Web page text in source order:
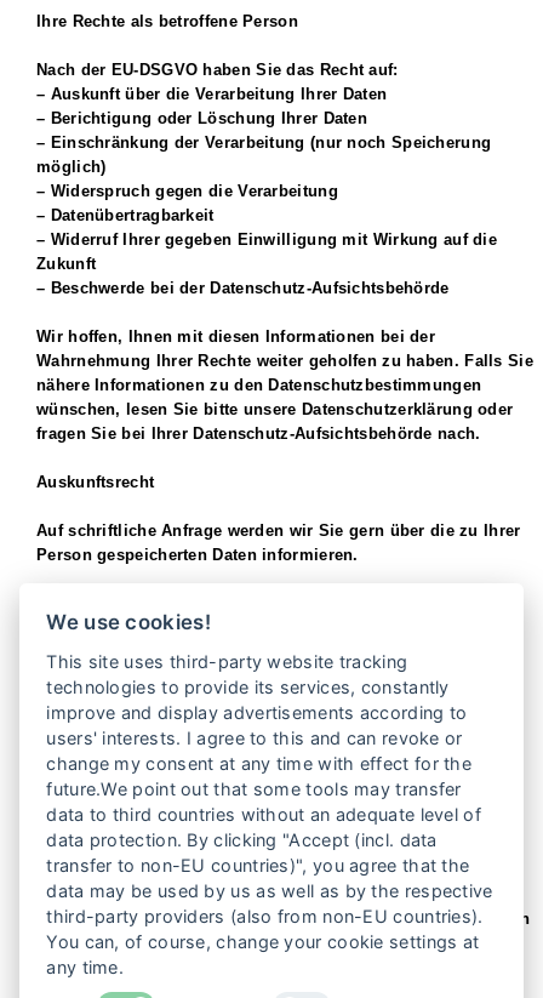
Ihre Rechte als betroffene Person
Nach der EU-DSGVO haben Sie das Recht auf:
– Auskunft über die Verarbeitung Ihrer Daten
– Berichtigung oder Löschung Ihrer Daten
– Einschränkung der Verarbeitung (nur noch Speicherung
möglich)
– Widerspruch gegen die Verarbeitung
– Datenübertragbarkeit
– Widerruf Ihrer gegeben Einwilligung mit Wirkung auf die
Zukunft
– Beschwerde bei der Datenschutz-Aufsichtsbehörde
Wir hoffen, Ihnen mit diesen Informationen bei der
Wahrnehmung Ihrer Rechte weiter geholfen zu haben. Falls Sie
nähere Informationen zu den Datenschutzbestimmungen
wünschen, lesen Sie bitte unsere Datenschutzerklärung oder
fragen Sie bei Ihrer Datenschutz-Aufsichtsbehörde nach.
Auskunftsrecht
Auf schriftliche Anfrage werden wir Sie gern über die zu Ihrer
Person gespeicherten Daten informieren.
TERRE DES FEMMES e. V.
Caroline – Michaelis – Straße 1
10115 Berlin
E-Mail:
info@frauenrechte.de
Sicherheitshinweis:
Wir sind bemüht, Ihre personenbezogenen Daten durch
Ergreifung aller technischen und organisatorischen
Möglichkeiten so zu speichern, dass sie für Dritte nicht
zugänglich sind. Bei der Kommunikation per E-Mail kann die
vollständige Datensicherheit von uns nicht gewährleistet
werden, so dass wir Ihnen bei vertraulichen Informationen den
Postweg empfehlen.
We use cookies!
This site uses third-party website tracking
technologies to provide its services, constantly
improve and display advertisements according to
users' interests. I agree to this and can revoke or
change my consent at any time with effect for the
future.We point out that some tools may transfer
data to third countries without an adequate level of
data protection. By clicking "Accept (incl. data
transfer to non-EU countries)", you agree that the
data may be used by us as well as by the respective
third-party providers (also from non-EU countries).
You can, of course, change your cookie settings at
any time.